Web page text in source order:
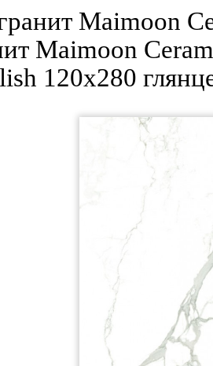
Maimoon
Maimoon
120x280